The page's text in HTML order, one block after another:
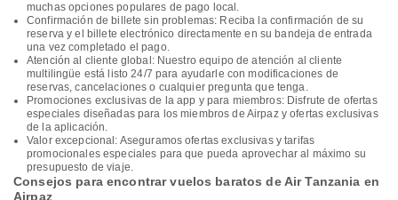
muchas opciones populares de pago local.
Confirmación de billete sin problemas: Reciba la confirmación de su
reserva y el billete electrónico directamente en su bandeja de entrada
una vez completado el pago.
Atención al cliente global: Nuestro equipo de atención al cliente
multilingüe está listo 24/7 para ayudarle con modificaciones de
reservas, cancelaciones o cualquier pregunta que tenga.
Promociones exclusivas de la app y para miembros: Disfrute de ofertas
especiales diseñadas para los miembros de Airpaz y ofertas exclusivas
de la aplicación.
Valor excepcional: Aseguramos ofertas exclusivas y tarifas
promocionales especiales para que pueda aprovechar al máximo su
presupuesto de viaje.
Consejos para encontrar vuelos baratos de Air Tanzania en
Airpaz